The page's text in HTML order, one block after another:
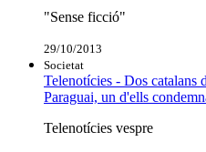
"Sense ficció"
29/10/2013
Societat
Telenotícies - Dos catalans
Paraguai, un d'ells
Telenotícies vespre